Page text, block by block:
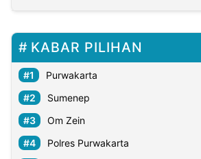
KABAR PILIHAN
Purwakarta
Sumenep
Om Zein
Polres Purwakarta